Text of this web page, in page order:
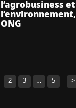
l’agrobusiness
ONG
2 3 … 5 >